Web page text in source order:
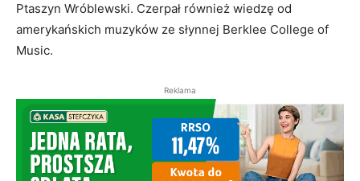
Ptaszyn Wróblewski. Czerpał również wiedzę od
amerykańskich muzyków ze słynnej Berklee College of
Music.
Reklama